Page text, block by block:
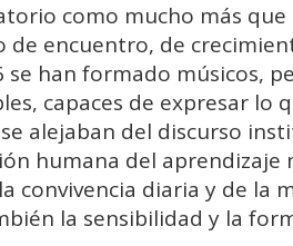
como mucho más
de encuentro, de
se han formado músicos,
capaces de expresar lo
se alejaban del discurso
humana del aprendizaje
convivencia diaria y de la
la sensibilidad y la